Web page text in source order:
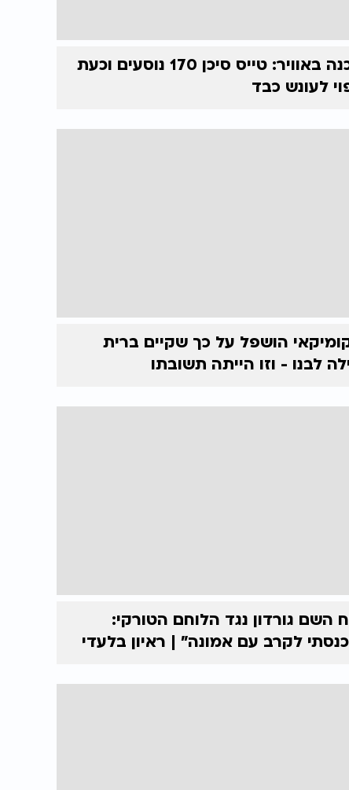
סכנה באוויר: טייס סיכן 170 נוסעים וכעת
לעונש כבד
הושפל על כך שקיים ברית
לבנו - וזו הייתה תשובתו
השם גורדון נגד הלוחם הטורקי:
לקרב עם אמונה” | ראיון בלעדי